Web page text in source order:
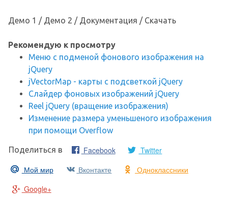
Демо 1 / Демо 2 / Документация / Скачать
Рекомендую к просмотру
Меню с подменой фонового изображения на
jQuery
jVectorMap - карты с подсветкой jQuery
Слайдер фоновых изображений jQuery
Reel jQuery (вращение изображения)
Изменение размера уменьшеного изображения
при помощи Overflow
Поделиться в Facebook
Twitter
Мой мир
Вконтакте
Одноклассники
Google+